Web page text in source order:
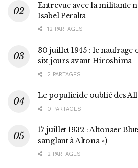
Entrevue avec la militante
Isabel Peralta
12 PARTAGES
30 juillet 1945 : le naufrage
six jours avant Hiroshima
2 PARTAGES
Le populicide oublié des
0 PARTAGES
17 juillet 1932 : Altonaer
sanglant à Altona »)
2 PARTAGES